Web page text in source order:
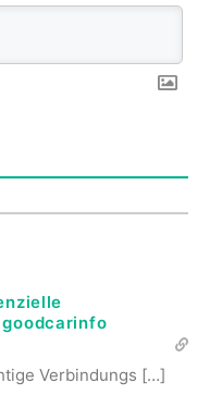
Verbindungs […]